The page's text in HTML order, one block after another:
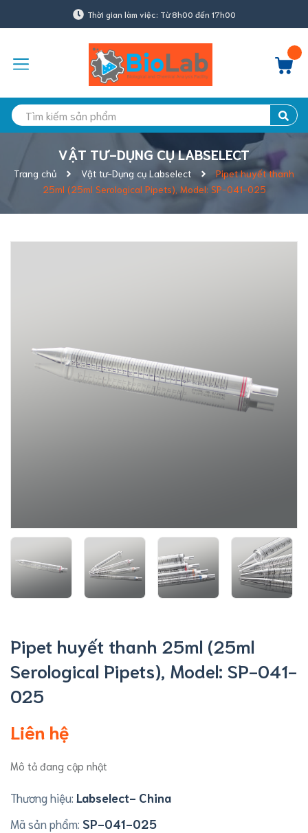
Thời gian làm việc: Từ 8h00 đến 17h00
VẬT TƯ-DỤNG CỤ LABSELECT
Trang chủ Vật tư-Dụng cụ Labselect
Pipet huyết thanh
25ml (25ml Serological Pipets), Model: SP-041-025
Pipet huyết thanh 25ml (25ml
Serological Pipets), Model: SP-041-
025
Liên hệ
Mô tả đang cập nhật
Thương hiệu: Labselect- China
Mã sản phẩm: SP-041-025